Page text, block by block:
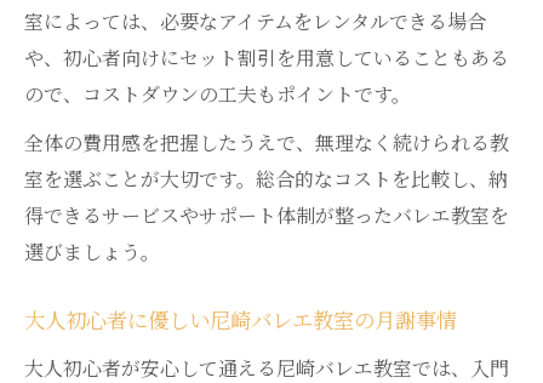
室によっては、必要なアイテムをレンタルできる場合
や、初心者向けにセット割引を用意していることもある
ので、コストダウンの工夫もポイントです。
全体の費用感を把握したうえで、無理なく続けられる教
室を選ぶことが大切です。総合的なコストを比較し、納
得できるサービスやサポート体制が整ったバレエ教室を
選びましょう。
大人初心者に優しい尼崎バレエ教室の月謝事情
大人初心者が安心して通える尼崎バレエ教室では、入門